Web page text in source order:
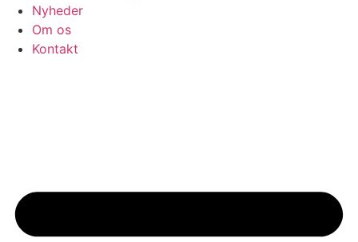
Nyheder
Om os
Kontakt